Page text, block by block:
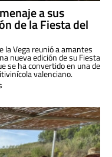
a sus
de la Fiesta del
la Vega reunió a amantes
nueva edición de su Fiesta
se ha convertido en una de
valenciano.